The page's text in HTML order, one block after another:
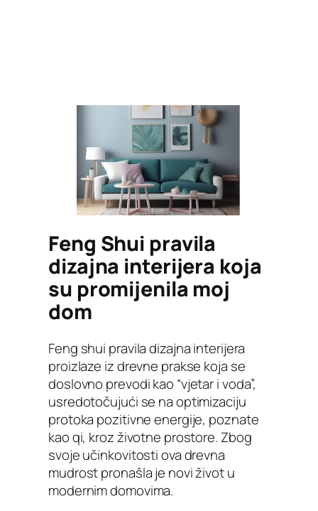
Feng Shui pravila
dizajna interijera koja
su promijenila moj
dom
Feng shui pravila dizajna interijera
proizlaze iz drevne prakse koja se
doslovno prevodi kao “vjetar i voda”,
usredotočujući se na optimizaciju
protoka pozitivne energije, poznate
kao qi, kroz životne prostore. Zbog
svoje učinkovitosti ova drevna
mudrost pronašla je novi život u
modernim domovima.